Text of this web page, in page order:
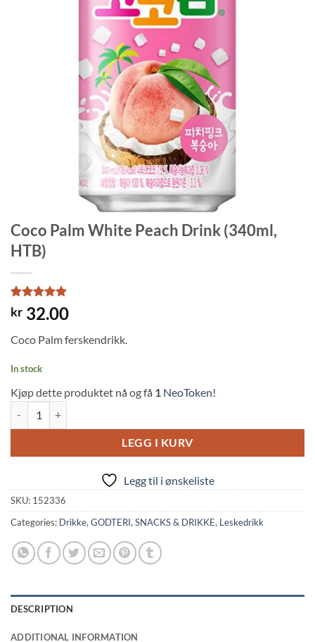
Coco Palm White Peach Drink (340ml,
HTB)
Rated5
out of 5
1
customer
kr 32.00
Coco Palm ferskendrikk.
In stock
Kjøp dette produktet nå og få 1 NeoToken!
LEGG I KURV
Legg til i ønskeliste
SKU: 152336
Categories: Drikke, GODTERI, SNACKS & DRIKKE, Leskedrikk
DESCRIPTION
ADDITIONAL INFORMATION